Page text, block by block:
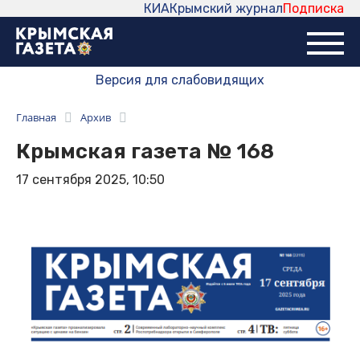
Подписка
Крымский журнал
КИА
Версия для слабовидящих
Главная Архив
Крымская газета № 168
17 сентября 2025, 10:50